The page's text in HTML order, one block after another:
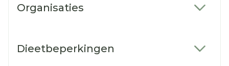
Organisaties
Dieetbeperkingen